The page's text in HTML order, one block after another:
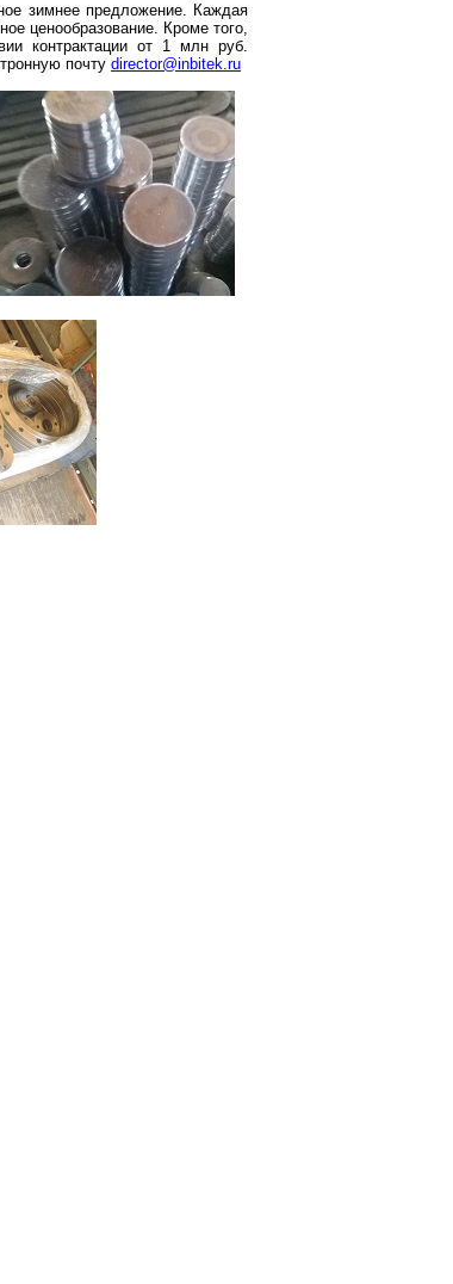
зимнее предложение. Каждая
ценообразование. Кроме того,
контрактации от 1 млн руб.
почту director@inbitek.ru